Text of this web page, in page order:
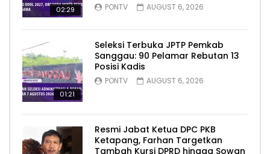
02:29 PONTV AUGUST 6, 2026
01:21
Seleksi Terbuka JPTP Pemkab
Sanggau: 90 Pelamar Rebutan 13
Posisi Kadis
PONTV AUGUST 6, 2026
Resmi Jabat Ketua DPC PKB
Ketapang, Farhan Targetkan
Tambah Kursi DPRD hingga Sowan